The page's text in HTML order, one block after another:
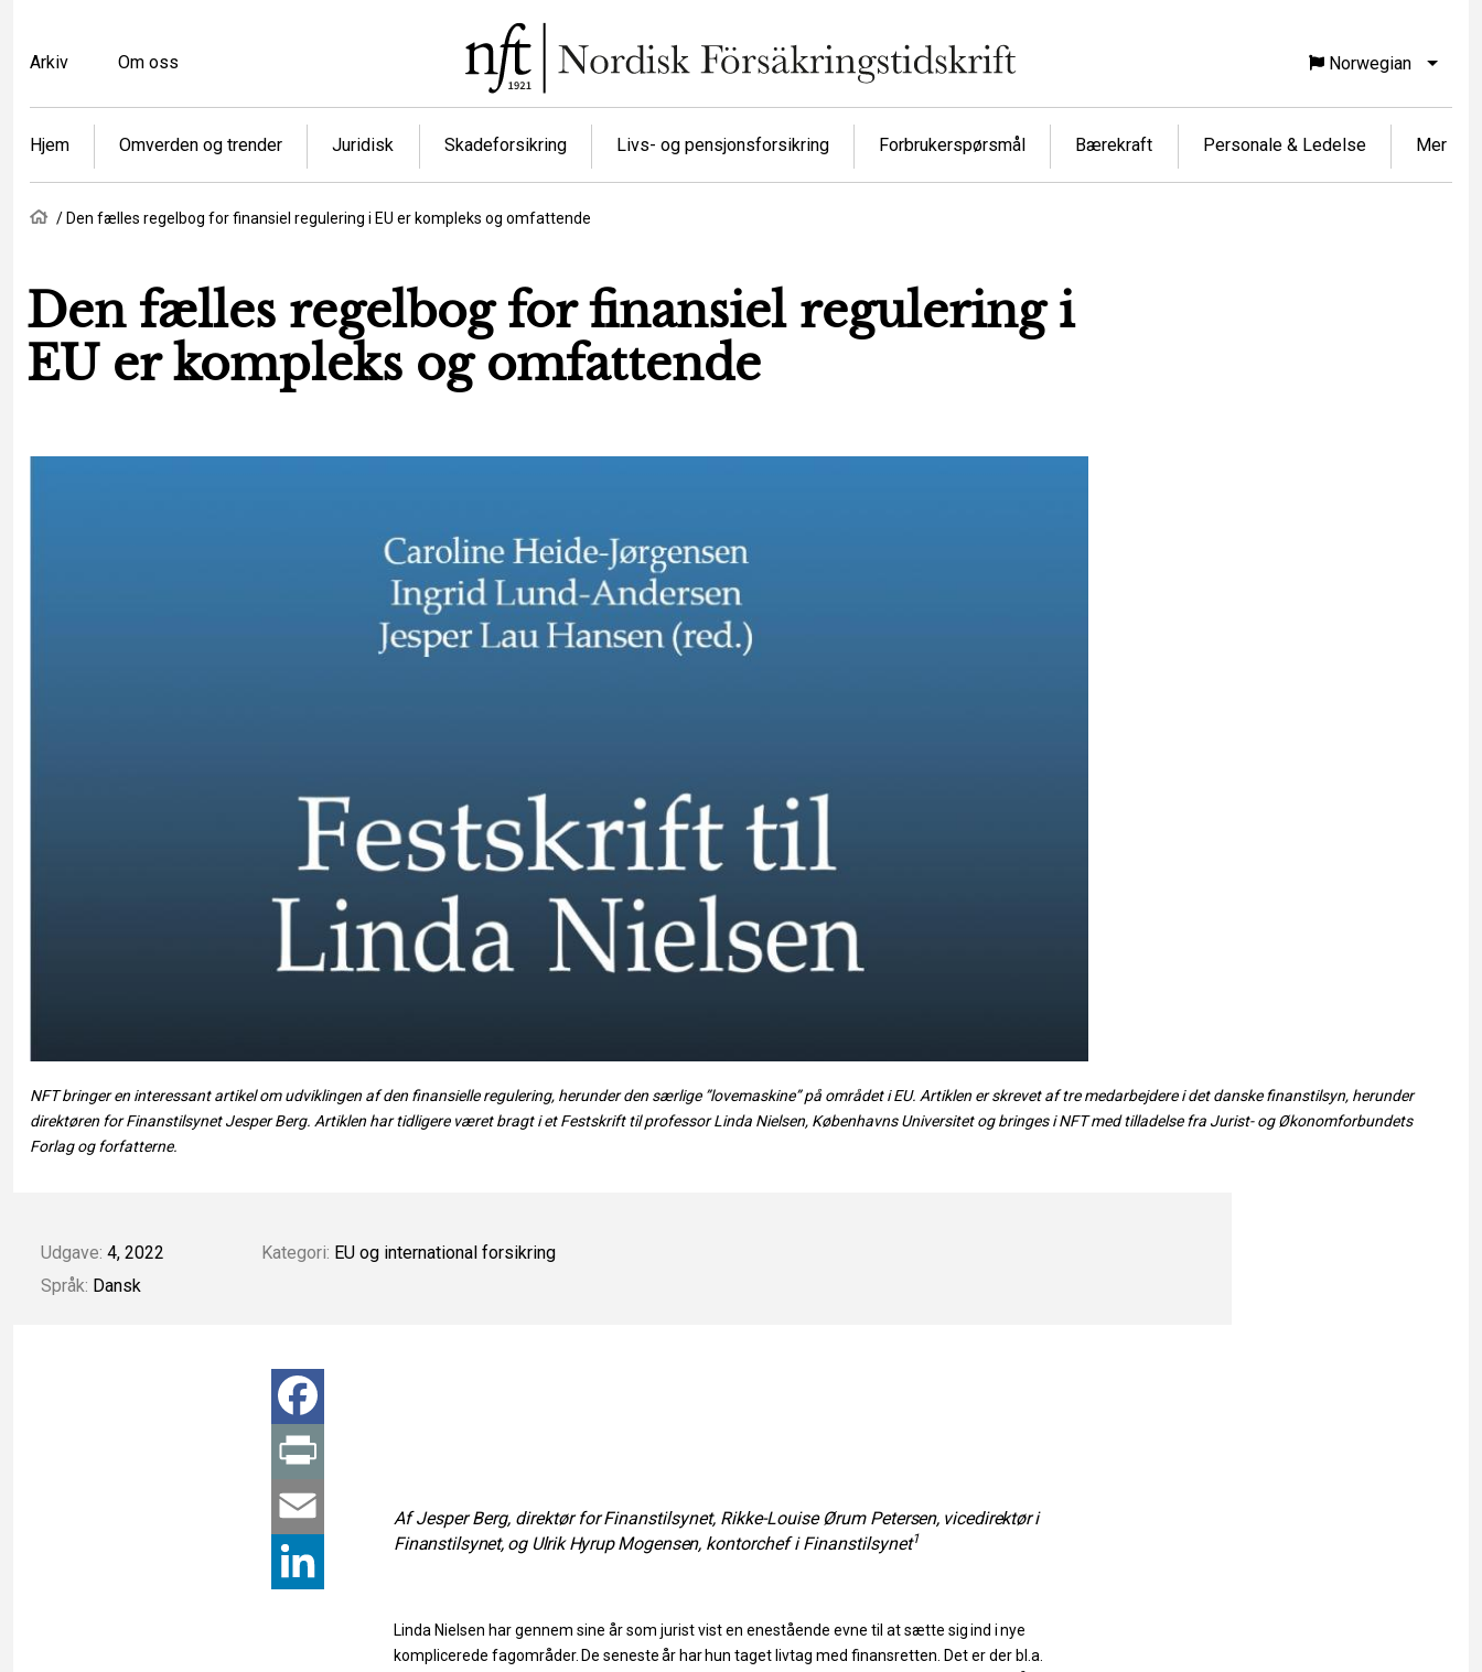
hovedinnhold
Top
menu
Arkiv Om oss Norwegian List
Article
categories
Hjem Omverden og trender Juridisk Skadeforsikring Livs- og pensjonsforsikring Forbrukerspørsmål Bærekraft Personale & Ledelse Mer
Navigasjonssti
Hjem
Den fælles regelbog for finansiel regulering i EU er kompleks​​​​​​​ og omfattende
Den fælles regelbog for finansiel regulering i
EU er kompleks​​​​​​​ og omfattende
NFT bringer en interessant artikel om udviklingen af den finansielle regulering, herunder den særlige ”lovemaskine” på området i EU. Artiklen er skrevet af tre medarbejdere i det danske finanstilsyn, herunder
direktøren for Finanstilsynet Jesper Berg. Artiklen har tidligere været bragt i et Festskrift til professor Linda Nielsen, Københavns Universitet og bringes i NFT med tilladelse fra Jurist- og Økonomforbundets
Forlag og forfatterne.
Udgave: 4, 2022
Språk: Dansk
Kategori: EU og international forsikring
Af Jesper Berg, direktør for Finanstilsynet, Rikke-Louise Ørum Petersen, vicedirektør i
Finanstilsynet, og Ulrik Hyrup Mogensen, kontorchef i Finanstilsynet1
Linda Nielsen har gennem sine år som jurist vist en enestående evne til at sætte sigind i nye
komplicerede fagområder. De seneste år har hun taget livtag med finansretten. Det er der bl.a.